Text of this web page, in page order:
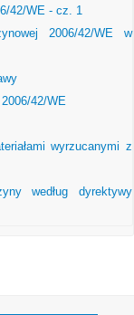
42/WE - cz. 1
2006/42/WE w
42/WE
wyrzucanymi z
według dyrektywy